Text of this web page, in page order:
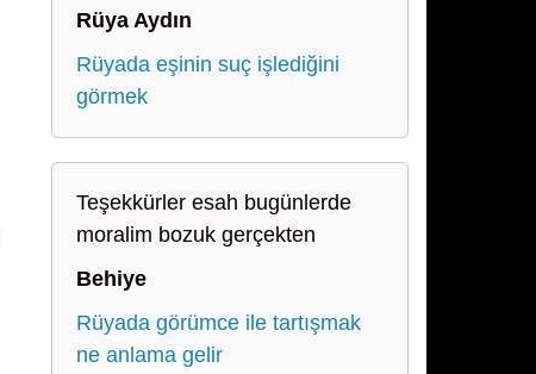
Rüya Aydın
Rüyada eşinin suç işlediğini
görmek
Teşekkürler esah bugünlerde
moralim bozuk gerçekten
Behiye
Rüyada görümce ile tartışmak
ne anlama gelir